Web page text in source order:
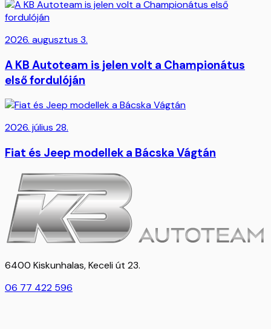
2026. augusztus 3.
A KB Autoteam is jelen volt a Championátus
első fordulóján
2026. július 28.
Fiat és Jeep modellek a Bácska Vágtán
6400 Kiskunhalas, Keceli út 23.
06 77 422 596